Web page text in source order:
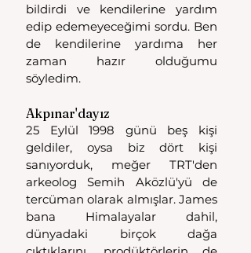
bildirdi ve kendilerine yardım
edip edemeyeceğimi sordu. Ben
de kendilerine yardıma her
zaman hazır olduğumu
söyledim.
Akpınar'dayız
25 Eylül 1998 günü beş kişi
geldiler, oysa biz dört kişi
sanıyorduk, meğer TRT'den
arkeolog Semih Aközlü'yü de
tercüman olarak almışlar. James
bana Himalayalar dahil,
dünyadaki birçok dağa